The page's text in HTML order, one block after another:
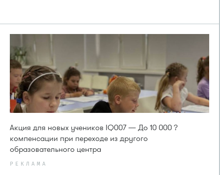
Акция для новых учеников IQ007 — До 10 000 ?
компенсации при переходе из другого
образовательного центра
РЕКЛАМА